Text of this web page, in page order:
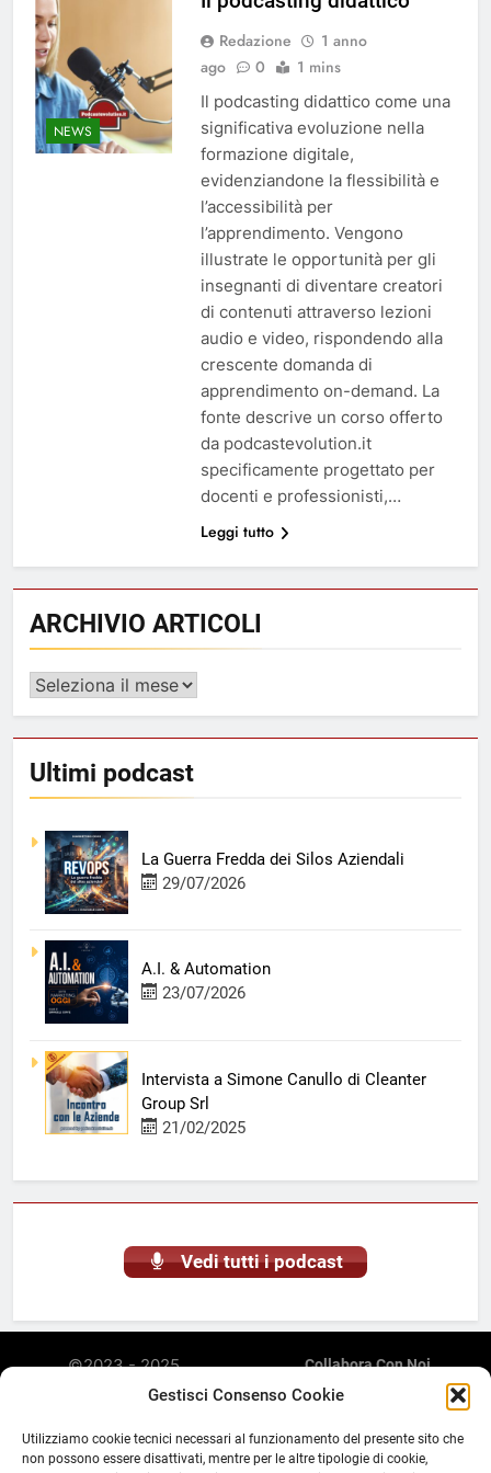
Gestisci Consenso Cookie
Utilizziamo cookie tecnici necessari al funzionamento del presente sito che
non possono essere disattivati, mentre per le altre tipologie di cookie,
NEWS
Redazione
1 anno
ago
0 1 mins
Il podcasting didattico come una
significativa evoluzione nella
formazione digitale,
evidenziandone la flessibilità e
l’accessibilità per
l’apprendimento. Vengono
illustrate le opportunità per gli
insegnanti di diventare creatori
di contenuti attraverso lezioni
audio e video, rispondendo alla
crescente domanda di
apprendimento on-demand. La
fonte descrive un corso offerto
da podcastevolution.it
specificamente progettato per
docenti e professionisti,…
Leggi tutto
ARCHIVIO ARTICOLI
ARCHIVIO
Ultimi podcast
La Guerra Fredda dei Silos Aziendali
29/07/2026
A.I. & Automation
23/07/2026
Intervista a Simone Canullo di Cleanter
Group Srl
21/02/2025
Vedi tutti i podcast
©2023 - 2025
Radiomarketing è una
streaming, podcasting,
aggregatore di contenuti e
Collabora Con Noi
Privacy Policy
Abusi E Violazione Di Copyright
Discalimer E Note Legali